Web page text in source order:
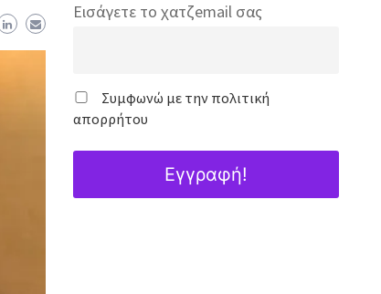
Εισάγετε το χατζemail σας
Συμφωνώ με την πολιτική
απορρήτου